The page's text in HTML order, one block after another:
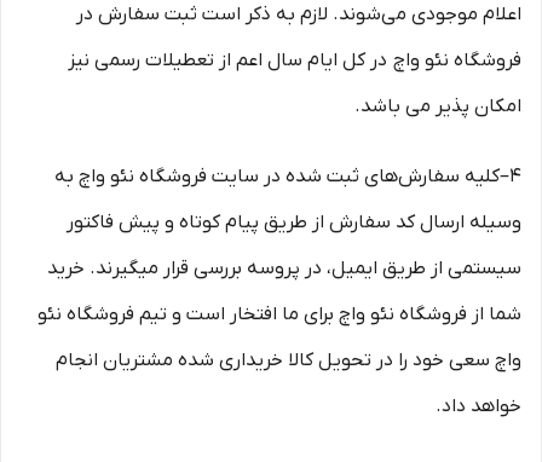
اعلام موجودی می‌‏شوند. لازم به ذکر است ثبت سفارش در
فروشگاه نئو واچ در کل ایام سال اعم از تعطیلات رسمی نیز
امکان پذیر می باشد.
4–کلیه سفارش‌‏های ثبت شده در سایت فروشگاه نئو واچ به
وسیله ارسال کد سفارش از طریق پیام کوتاه و پیش فاکتور
سیستمی از طریق ایمیل، در پروسه بررسی قرار میگیرند. خرید
شما از فروشگاه نئو واچ برای ما افتخار است و تیم فروشگاه نئو
واچ سعی خود را در تحویل کالا خریداری شده مشتریان انجام
خواهد داد.